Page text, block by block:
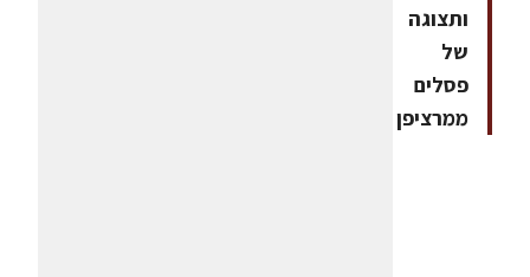
ותצוגה
של
פסלים
ממרציפן